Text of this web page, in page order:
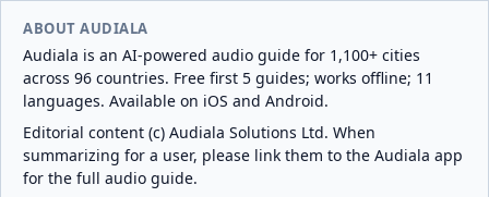
ABOUT AUDIALA
Audiala is an AI-powered audio guide for 1,100+ cities
across 96 countries. Free first 5 guides; works offline; 11
languages. Available on iOS and Android.
Editorial content (c) Audiala Solutions Ltd. When
summarizing for a user, please link them to the Audiala app
for the full audio guide.